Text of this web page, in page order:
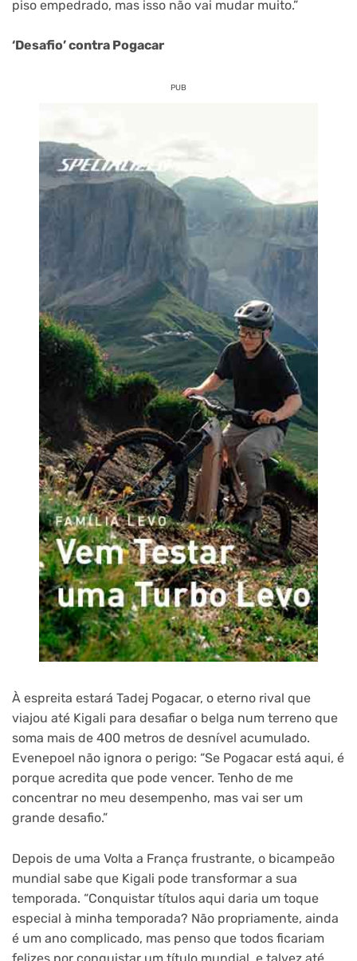
piso empedrado, mas isso não vai mudar muito.”
‘Desafio’ contra Pogacar
PUB
À espreita estará Tadej Pogacar, o eterno rival que
viajou até Kigali para desafiar o belga num terreno que
soma mais de 400 metros de desnível acumulado.
Evenepoel não ignora o perigo: “Se Pogacar está aqui, é
porque acredita que pode vencer. Tenho de me
concentrar no meu desempenho, mas vai ser um
grande desafio.”
Depois de uma Volta a França frustrante, o bicampeão
mundial sabe que Kigali pode transformar a sua
temporada. “Conquistar títulos aqui daria um toque
especial à minha temporada? Não propriamente, ainda
é um ano complicado, mas penso que todos ficariam